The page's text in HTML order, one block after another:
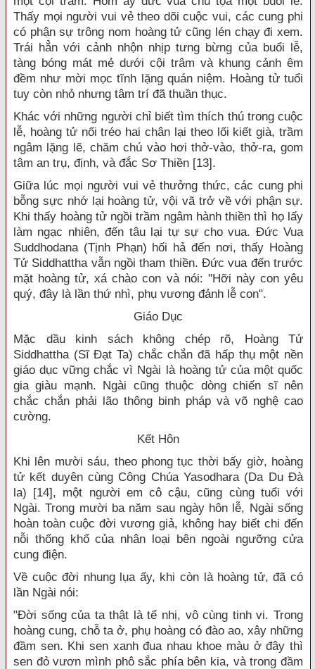
Thấy mọi người vui vẻ theo dõi cuộc vui, các cung phi
có phận sự trông nom hoàng tử cũng lén chạy đi xem.
Trái hẳn với cảnh nhộn nhịp tưng bừng của buổi lễ,
tàng bóng mát mẻ dưới cội trâm và khung cảnh êm
đềm như mời mọc tĩnh lặng quán niệm. Hoàng tử tuổi
tuy còn nhỏ nhưng tâm trí đã thuần thục.
Khác với những người chỉ biết tìm thích thú trong cuộc
lễ, hoàng tử nối tréo hai chân lại theo lối kiết già, trầm
ngâm lặng lẽ, chăm chú vào hơi thở-vào, thở-ra, gom
tâm an trụ, định, và đắc Sơ Thiền [13].
Giữa lúc mọi người vui vẻ thưởng thức, các cung phi
bỗng sực nhớ lại hoàng tử, vội vã trở về với phận sự.
Khi thấy hoàng tử ngồi trầm ngâm hành thiền thì họ lấy
làm ngạc nhiên, đến tâu lại tự sự cho vua. Đức Vua
Suddhodana (Tịnh Phạn) hối hả đến nơi, thấy Hoàng
Tử Siddhattha vẫn ngồi tham thiền. Đức vua đến trước
mặt hoàng tử, xá chào con và nói: "Hỡi này con yêu
quý, đây là lần thứ nhì, phụ vương đảnh lễ con".
Giáo Dục
Mặc dầu kinh sách không chép rõ, Hoàng Tử
Siddhattha (Sĩ Đạt Ta) chắc chắn đã hấp thụ một nền
giáo dục vững chắc vì Ngài là hoàng tử của một quốc
gia giàu mạnh. Ngài cũng thuộc dòng chiến sĩ nên
chắc chắn phải lão thông binh pháp và võ nghệ cao
cường.
Kết Hôn
Khi lên mười sáu, theo phong tục thời bấy giờ, hoàng
tử kết duyên cùng Công Chúa Yasodhara (Da Du Đà
la) [14], một người em cô cậu, cũng cùng tuổi với
Ngài. Trong mười ba năm sau ngày hôn lễ, Ngài sống
hoàn toàn cuộc đời vương giả, không hay biết chi đến
nỗi thống khổ của nhân loại bên ngoài ngưỡng cửa
cung điện.
Về cuộc đời nhung lụa ấy, khi còn là hoàng tử, đã có
lần Ngài nói:
"Đời sống của ta thật là tế nhị, vô cùng tinh vi. Trong
hoàng cung, chỗ ta ở, phụ hoàng có đào ao, xây những
đầm sen. Khi sen xanh đua nhau khoe màu ở đây thì
sen đỏ vươn mình phô sắc phía bên kia, và trong đầm